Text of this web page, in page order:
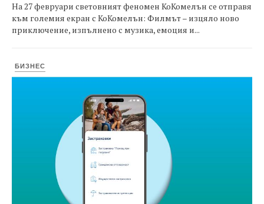
На 27 февруари световният феномен КоКомелън се отправя
към големия екран с КоКомелън: Филмът – изцяло ново
приключение, изпълнено с музика, емоция и...
БИЗНЕС